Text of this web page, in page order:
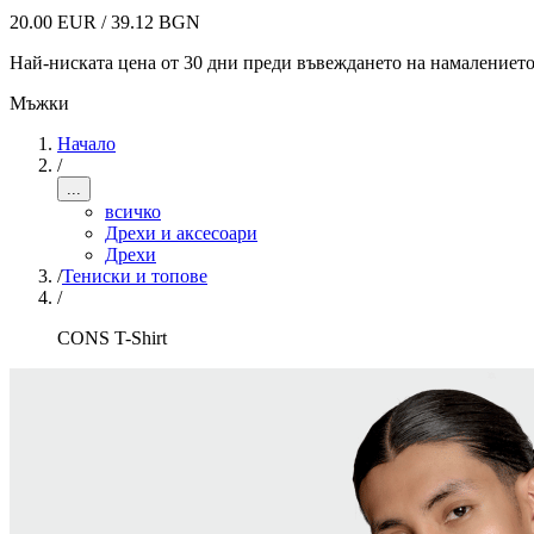
20.00 EUR / 39.12 BGN
Най-ниската цена от 30 дни преди въвеждането на намалението
Мъжки
Начало
/
...
всичко
Дрехи и аксесоари
Дрехи
/Тениски и топове
/
CONS T-Shirt